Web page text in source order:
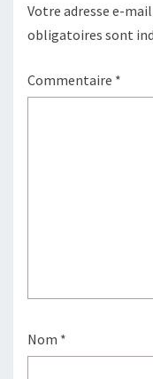
Votre adresse e-
obligatoires sont
Commentaire *
Nom *